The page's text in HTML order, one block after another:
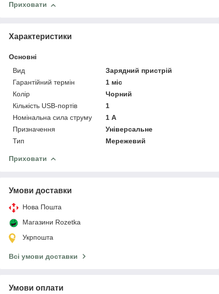
Приховати
Характеристики
Основні
Вид
Зарядний пристрій
Гарантійний термін
1 міс
Колір
Чорний
Кількість USB-портів
1
Номінальна сила струму
1 А
Призначення
Універсальне
Тип
Мережевий
Приховати
Умови доставки
Нова Пошта
Магазини Rozetka
Укрпошта
Всі умови доставки
Умови оплати